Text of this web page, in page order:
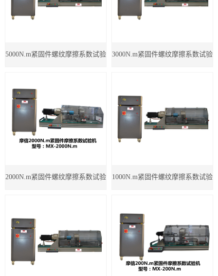
5000N.m紧固件螺纹摩擦系数试验 3000N.m紧固件螺纹摩擦系数试验
2000N.m紧固件螺纹摩擦系数试验 1000N.m紧固件螺纹摩擦系数试验